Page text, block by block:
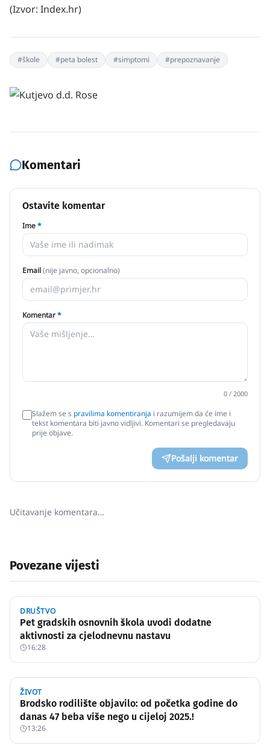
(Izvor: Index.hr)
#škole #peta bolest #simptomi #prepoznavanje
Komentari
Ostavite komentar
Ime*
Email(nije javno, opcionalno)
Komentar*
0 / 2000
Slažem se s pravilima komentiranja i razumijem da će ime i
tekst komentara biti javno vidljivi. Komentari se pregledavaju
prije objave.
Pošalji komentar
Učitavanje komentara…
Povezane vijesti
DRUŠTVO
Pet gradskih osnovnih škola uvodi dodatne
aktivnosti za cjelodnevnu nastavu
16:28
ŽIVOT
Brodsko rodilište objavilo: od početka godine do
danas 47 beba više nego u cijeloj 2025.!
13:26